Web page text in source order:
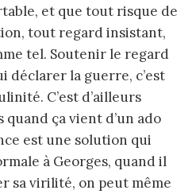
et que tout risque de
tout regard insistant,
tel. Soutenir le regard
déclarer la guerre, c’est
C’est d’ailleurs
ça vient d’un ado
est une solution qui
à Georges, quand il
sa virilité, on peut même